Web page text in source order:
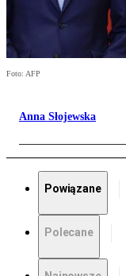
Foto: AFP
Anna Słojewska
Powiązane
Polecane